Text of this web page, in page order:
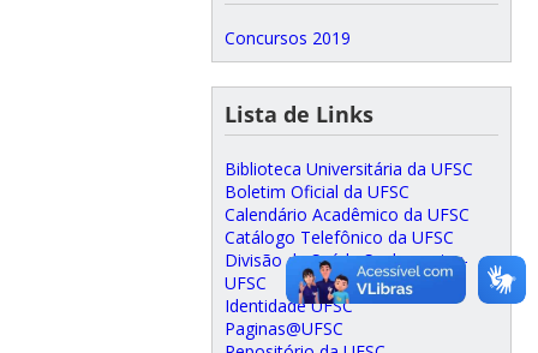
Concursos 2019
Lista de Links
Biblioteca Universitária da UFSC
Boletim Oficial da UFSC
Calendário Acadêmico da UFSC
Catálogo Telefônico da UFSC
Divisão de Saúde Suplementar-
UFSC
Identidade UFSC
Paginas@UFSC